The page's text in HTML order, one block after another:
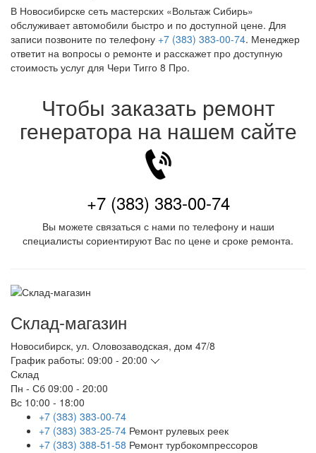
В Новосибирске сеть мастерских «Вольтаж Сибирь»
обслуживает автомобили быстро и по доступной цене. Для
записи позвоните по телефону +7 (383) 383-00-74. Менеджер
ответит на вопросы о ремонте и расскажет про доступную
стоимость услуг для Чери Тигго 8 Про.
Чтобы заказать ремонт
генератора на нашем сайте
+7 (383) 383-00-74
Вы можете связаться с нами по телефону и наши
специалисты сориентируют Вас по цене и сроке ремонта.
Склад-магазин
Новосибирск, ул. Оловозаводская, дом 47/8
График работы: 09:00 - 20:00
Склад
Пн - Сб 09:00 - 20:00
Вс 10:00 - 18:00
+7 (383) 383-00-74
+7 (383) 383-25-74 Ремонт рулевых реек
+7 (383) 388-51-58 Ремонт турбокомпрессоров